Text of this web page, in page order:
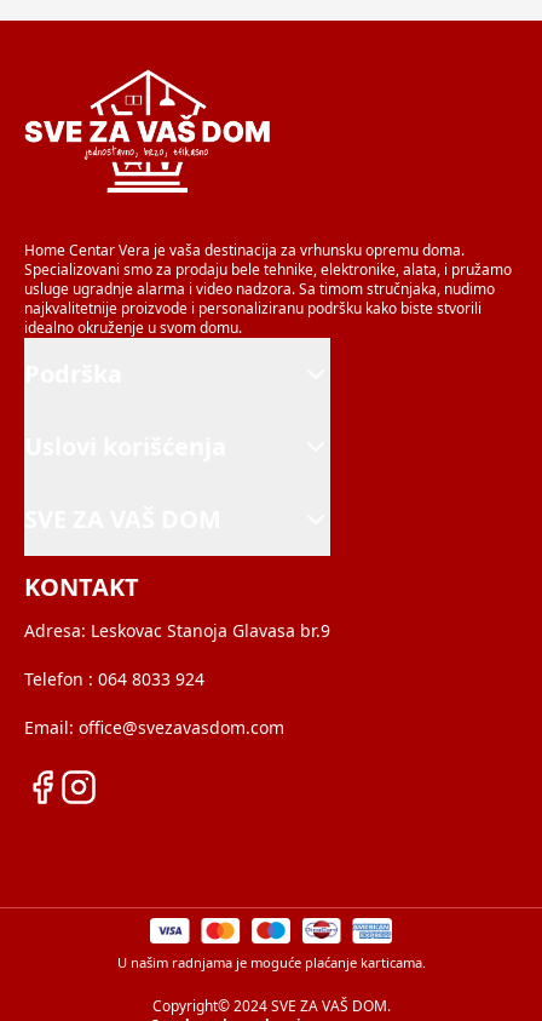
Home Centar Vera je vaša destinacija za vrhunsku opremu doma.
Specializovani smo za prodaju bele tehnike, elektronike, alata, i pružamo
usluge ugradnje alarma i video nadzora. Sa timom stručnjaka, nudimo
najkvalitetnije proizvode i personaliziranu podršku kako biste stvorili
idealno okruženje u svom domu.
KONTAKT
Adresa: Leskovac Stanoja Glavasa br.9
Telefon : 064 8033 924
Email: office@svezavasdom.com
U našim radnjama je moguće plaćanje karticama.
Copyright© 2024 SVE ZA VAŠ DOM.